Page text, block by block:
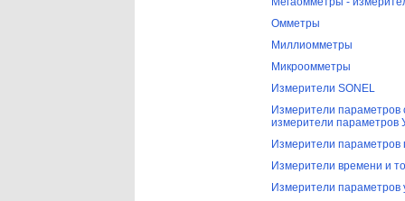
Омметры
Миллиомметры
Микроомметры
Измерители SONEL
Измерители
измерители параметров
Измерители параметров
Измерители времени и
Измерители параметров